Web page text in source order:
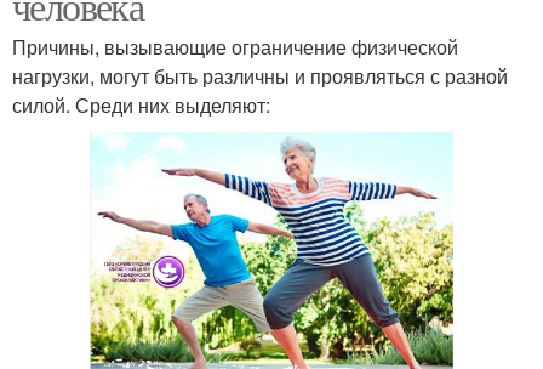
Причины, вызывающие ограничение физической
нагрузки, могут быть различны и проявляться с разной
силой. Среди них выделяют: